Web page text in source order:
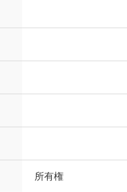
所有権